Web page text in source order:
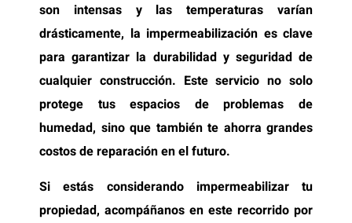
son intensas y las temperaturas varían
drásticamente, la impermeabilización es clave
para garantizar la durabilidad y seguridad de
cualquier construcción. Este servicio no solo
protege tus espacios de problemas de
humedad, sino que también te ahorra grandes
costos de reparación en el futuro.
Si estás considerando impermeabilizar tu
propiedad, acompáñanos en este recorrido por